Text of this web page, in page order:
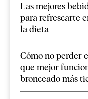
Las mejores
para refrescarte
la dieta
Cómo no perder
que mejor
bronceado más